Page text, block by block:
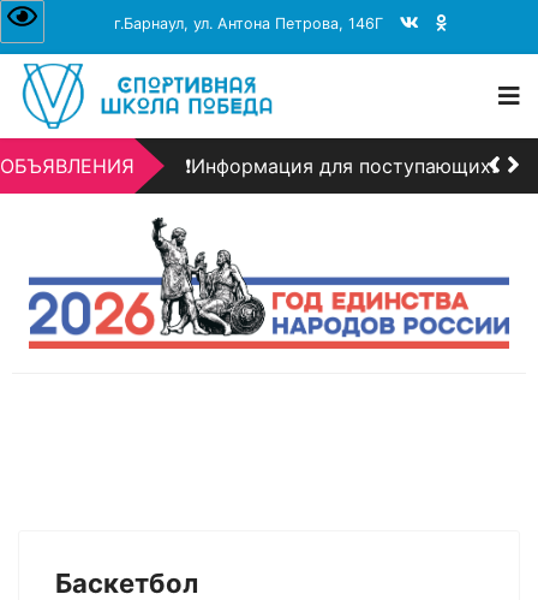
г.Барнаул, ул. Антона Петрова, 146Г
пн-пт 08:00–17:00
ОБЪЯВЛЕНИЯ
❗Информация для поступающих❗
День открытых дверей!!!
❗Информация для поступающих❗
Баскетбол